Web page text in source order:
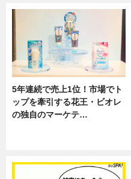
5年連続で売上1位！市場でト
ップを牽引する花王・ビオレ
の独自のマーケテ…